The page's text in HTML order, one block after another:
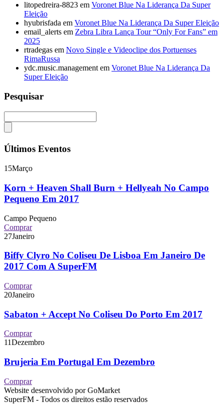
litopedreira-8823 em Voronet Blue Na Liderança Da Super
Eleição
hyubrisfada em Voronet Blue Na Liderança Da Super Eleição
email_alerts em Zebra Libra Lança Tour “Only For Fans” em
2025
rtradegas em Novo Single e Videoclipe dos Portuenses
RimaRussa
ydc.music.management em Voronet Blue Na Liderança Da
Super Eleição
Pesquisar
Últimos Eventos
15Março
Korn + Heaven Shall Burn + Hellyeah No Campo
Pequeno Em 2017
Campo Pequeno
Comprar
27Janeiro
Biffy Clyro No Coliseu De Lisboa Em Janeiro De
2017 Com A SuperFM
Comprar
20Janeiro
Sabaton + Accept No Coliseu Do Porto Em 2017
Comprar
11Dezembro
Brujeria Em Portugal Em Dezembro
Comprar
Website desenvolvido por GoMarket
SuperFM - Todos os direitos estão reservados